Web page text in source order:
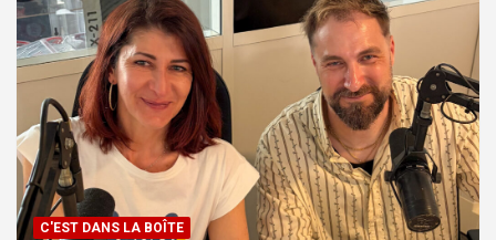
C'EST DANS LA BOÎTE